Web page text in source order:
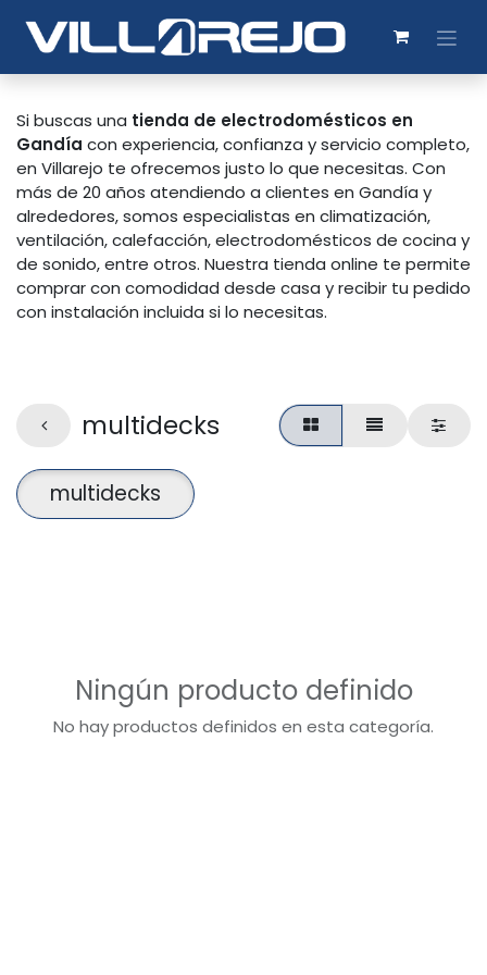
Si buscas una tienda de electrodomésticos en
Gandía con experiencia, confianza y servicio completo,
en Villarejo te ofrecemos justo lo que necesitas. Con
más de 20 años atendiendo a clientes en Gandía y
alrededores, somos especialistas en climatización,
ventilación, calefacción, electrodomésticos de cocina y
de sonido, entre otros. Nuestra tienda online te permite
comprar con comodidad desde casa y recibir tu pedido
con instalación incluida si lo necesitas.
multidecks
multidecks
Ningún producto definido
No hay productos definidos en esta categoría.